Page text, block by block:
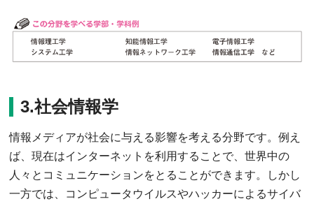
3.社会情報学
情報メディアが社会に与える影響を考える分野です。例え
ば、現在はインターネットを利用することで、世界中の
人々とコミュニケーションをとることができます。しかし
一方では、コンピュータウイルスやハッカーによるサイバ